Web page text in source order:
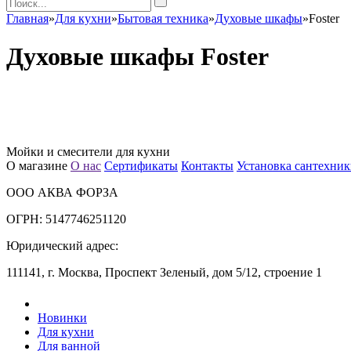
Главная»Для кухни»Бытовая техника»Духовые шкафы»Foster
Духовые шкафы Foster
Мойки и смесители для кухни
О магазине О нас Сертификаты Контакты Установка
ООО АКВА ФОРЗА
ОГРН: 5147746251120
Юридический адрес:
111141, г. Москва, Проспект Зеленый, дом 5/12, строение 1
Новинки
Для кухни
Для ванной